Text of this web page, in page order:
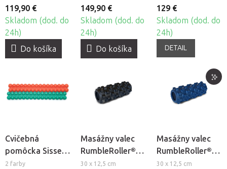
119,90 €
Skladom (dod. do
24h)
Do košíka
149,90 €
Skladom (dod. do
24h)
Do košíka
129 €
Skladom (dod. do
24h)
DETAIL
Cvičebná
pomôcka Sissel®
Spinefitter
2 farby
Masážny valec
RumbleRoller®
Compact X-Firm
30 x 12,5 cm
Masážny valec
RumbleRoller®
Compact
30 x 12,5 cm